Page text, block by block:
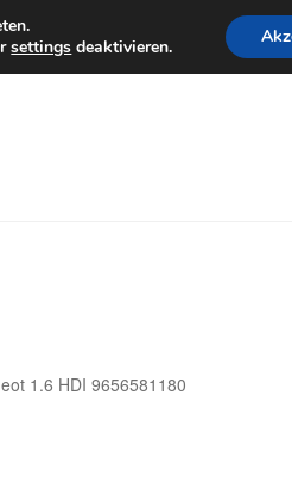
Mo–Fr 9–16
1.6 HDI 9656581180
settings deaktivieren.